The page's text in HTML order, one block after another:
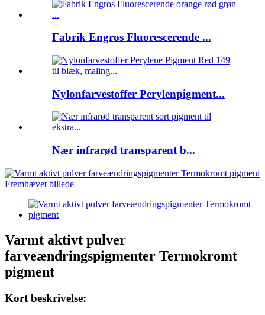
Fabrik Engros Fluorescerende ...
Nylonfarvestoffer Perylenpigment...
Nær infrarød transparent b...
Varmt aktivt pulver
farveændringspigmenter Termokromt
pigment
Kort beskrivelse: